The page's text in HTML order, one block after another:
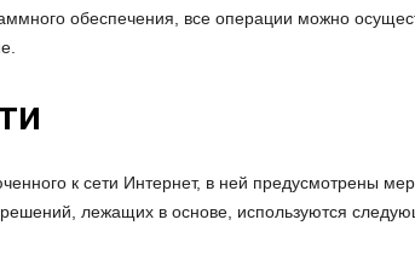
обеспечения, все операции можно
к сети Интернет, в ней предусмотрены
лежащих в основе, используются